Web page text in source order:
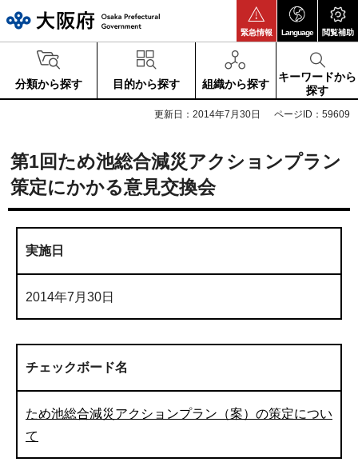
緊急情報 Language 閲覧補助
分類から探す 目的から探す 組織から探す
キーワードから
探す
更新日：2014年7月30日 ページID：59609
第1回ため池総合減災アクションプラン
策定にかかる意見交換会
実施日
2014年7月30日
チェックボード名
ため池総合減災アクションプラン（案）の策定につい
て